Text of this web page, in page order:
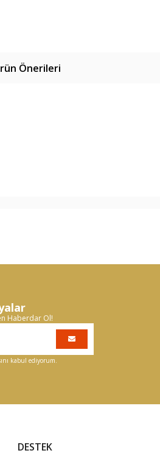
Önerileri
Haberdar Ol!
kabul ediyorum.
DESTEK